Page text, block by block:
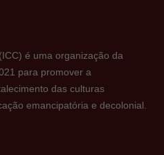
é uma organização da
para promover a
das culturas
emancipatória e decolonial.